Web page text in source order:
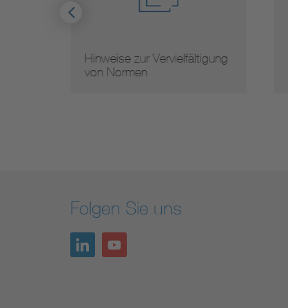
Hinweise zur Vervielfältigung
von Normen
Folgen Sie uns